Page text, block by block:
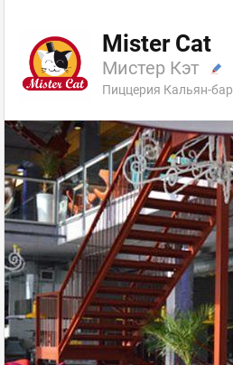
Mister Cat
Мистер Кэт
Пиццерия Кальян-бар